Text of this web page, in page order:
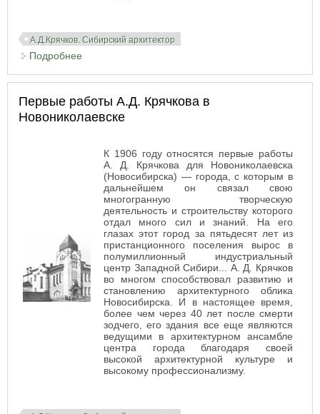
А.Д.Крячков. Сибирский архитектор
Подробнее
Первые работы А.Д. Крячкова в
Новониколаевске
К 1906 году относятся первые работы
А. Д. Крячкова для Новониколаевска
(Новосибирска) — города, с которым в
дальнейшем он связал свою
многогранную творческую
деятельность и строительству которого
отдал много сил и знаний. На его
глазах этот город за пятьдесят лет из
пристанционного поселения вырос в
полумиллионный индустриальный
центр Западной Сибири... А. Д. Крячков
во многом способствовал развитию и
становлению архитектурного облика
Новосибирска. И в настоящее время,
более чем через 40 лет после смерти
зодчего, его здания все еще являются
ведущими в архитектурном ансамбле
центра города благодаря своей
высокой архитектурной культуре и
высокому профессионализму.